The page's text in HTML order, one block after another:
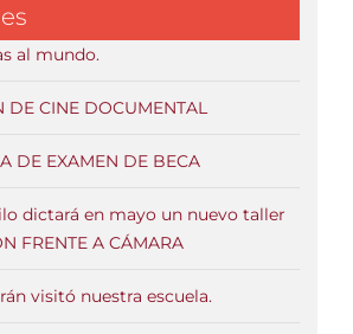
al mundo.
DE CINE DOCUMENTAL
DE EXAMEN DE BECA
dictará en mayo un nuevo taller
FRENTE A CÁMARA
visitó nuestra escuela.